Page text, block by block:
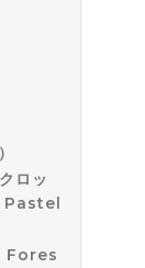
ロッ
Fores